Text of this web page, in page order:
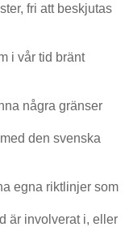
fri att beskjutas
i vår tid bränt
några gränser
den svenska
egna riktlinjer som
är involverat i, eller